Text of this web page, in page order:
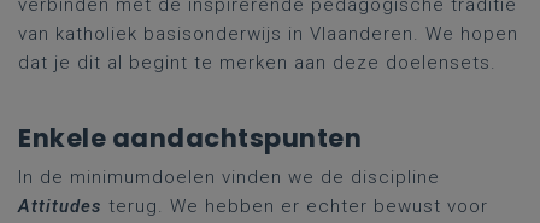
verbinden met de inspirerende pedagogische traditie
van katholiek basisonderwijs in Vlaanderen. We hopen
dat je dit al begint te merken aan deze doelensets.
Enkele aandachtspunten
In de minimumdoelen vinden we de discipline
Attitudes terug. We hebben er echter bewust voor